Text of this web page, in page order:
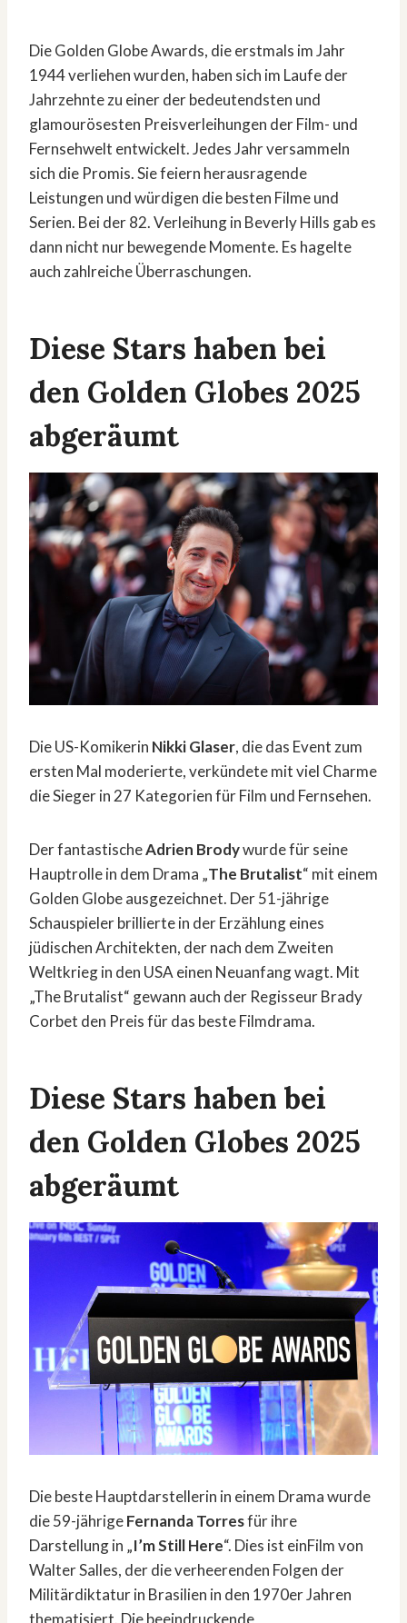
Die Golden Globe Awards, die erstmals im Jahr
1944 verliehen wurden, haben sich im Laufe der
Jahrzehnte zu einer der bedeutendsten und
glamourösesten Preisverleihungen der Film- und
Fernsehwelt entwickelt. Jedes Jahr versammeln
sich die Promis. Sie feiern herausragende
Leistungen und würdigen die besten Filme und
Serien. Bei der 82. Verleihung in Beverly Hills gab es
dann nicht nur bewegende Momente. Es hagelte
auch zahlreiche Überraschungen.
Diese Stars haben bei
den Golden Globes 2025
abgeräumt
Die US-Komikerin Nikki Glaser, die das Event zum
ersten Mal moderierte, verkündete mit viel Charme
die Sieger in 27 Kategorien für Film und Fernsehen.
Der fantastischeAdrien Brodywurde für seine
Hauptrolle in dem Drama „The Brutalist“ mit einem
Golden Globe ausgezeichnet. Der 51-jährige
Schauspieler brillierte in der Erzählung eines
jüdischen Architekten, der nach dem Zweiten
Weltkrieg in den USA einen Neuanfang wagt. Mit
„The Brutalist“ gewann auch der Regisseur Brady
Corbet den Preis für das beste Filmdrama.
Diese Stars haben bei
den Golden Globes 2025
abgeräumt
Die beste Hauptdarstellerin in einem Drama wurde
die 59-jährigeFernanda Torresfür ihre
Darstellung in „I’m Still Here“. Dies ist einFilm von
Walter Salles, der die verheerenden Folgen der
Militärdiktatur in Brasilien in den 1970er Jahren
thematisiert. Die beeindruckende